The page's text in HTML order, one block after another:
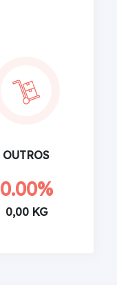
OUTROS
0.00%
0,00 KG